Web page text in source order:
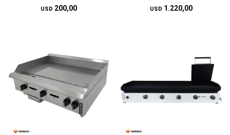
USD 200,00 USD 1.220,00